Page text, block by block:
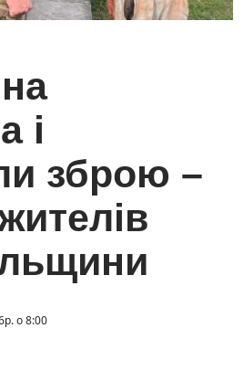
і
зброю –
о 8:00